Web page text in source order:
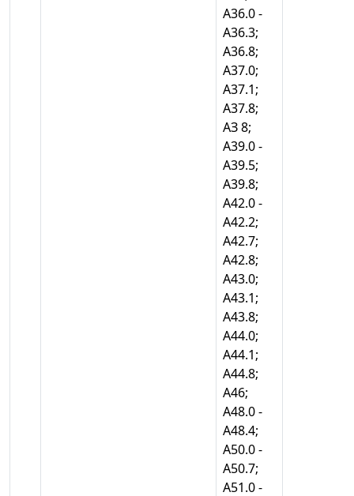
А36.0 -
А36.3;
А36.8;
А37.0;
А37.1;
А37.8;
АЗ 8;
А39.0 -
А39.5;
А39.8;
А42.0 -
А42.2;
А42.7;
А42.8;
А43.0;
А43.1;
А43.8;
А44.0;
А44.1;
А44.8;
А46;
А48.0 -
А48.4;
А50.0 -
А50.7;
А51.0 -